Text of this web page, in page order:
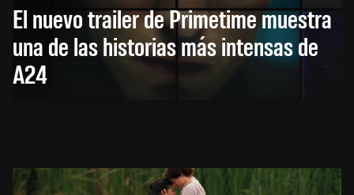
El nuevo trailer de Primetime muestra
una de las historias más intensas de
A24